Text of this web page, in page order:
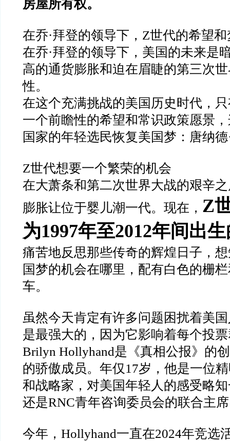
房屋所有权。
在乔·拜登的领导下，Z世代的希望
在乔·拜登的领导下，美国的未来是
高的通货膨胀和迫在眉睫的第三次
性。
在这个充满挑战的美国历史时代，
一个前瞻性的希望和常识政策愿景
国家的年轻选民恢复美国梦：唐纳德
Z世代想要一个繁荣的机会
在大萧条和第二次世界大战的艰辛
膨胀让位于婴儿潮一代。现在， Z
为1997年至2012年间出
痛苦地反思那些传奇的辉煌日子，
国梦的机会在哪里，配有白色的栅
车。
虽然今天肯定有许多问题困扰着美
是最强大的，因为它影响着每个投
Brilyn Hollyhand是《真相公报》的
的骄傲成员。年仅17岁，他是一位
和战略家，对美国年轻人的感受略
还是RNC青年咨询委员会的联合主
今年，Hollyhand一直在2024年竞选